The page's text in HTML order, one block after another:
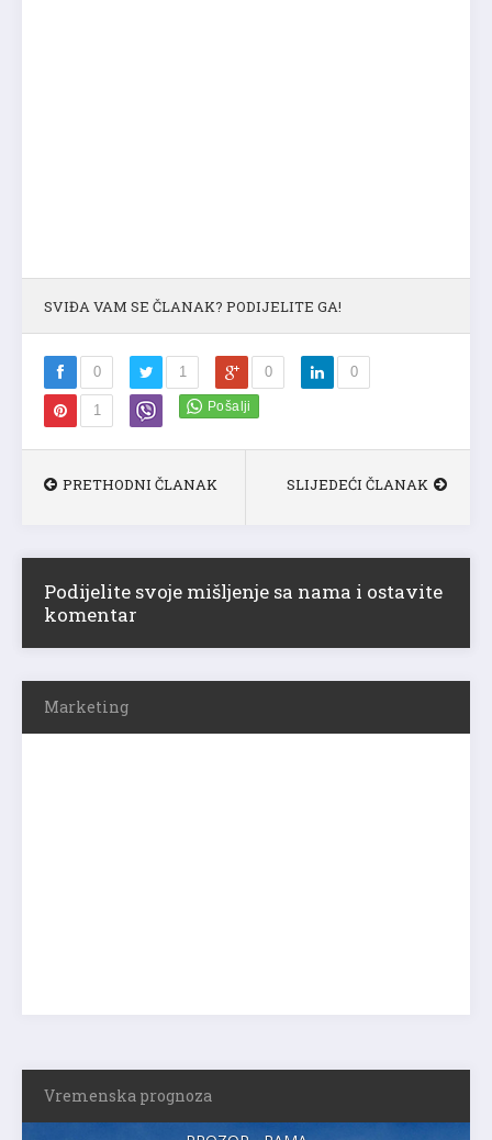
SVIĐA VAM SE ČLANAK? PODIJELITE GA!
0 1 0 0
1
PRETHODNI ČLANAK SLIJEDEĆI ČLANAK
Podijelite svoje mišljenje sa nama i ostavite
komentar
Marketing
Vremenska prognoza